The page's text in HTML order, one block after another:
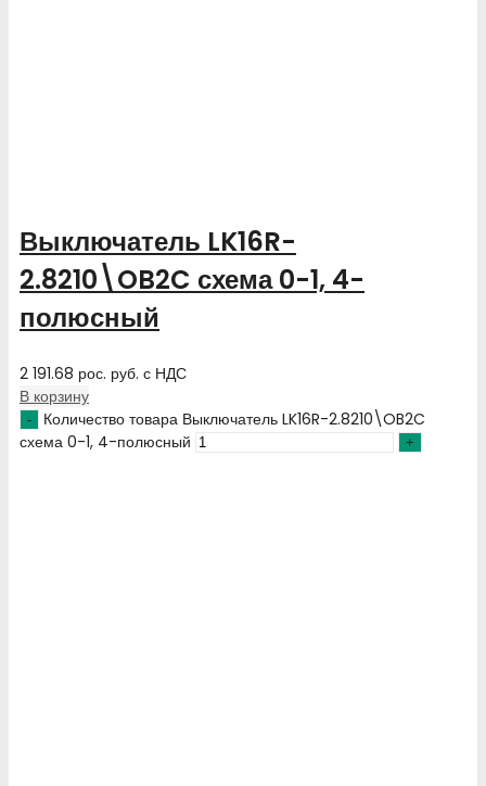
Выключатель LK16R-
2.8210\OB2C схема 0-1, 4-
полюсный
2 191.68 рос. руб. с НДС
В корзину
Количество товара Выключатель LK16R-2.8210\OB2C
схема 0-1, 4-полюсный